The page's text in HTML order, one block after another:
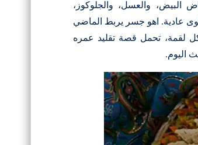
البيض، والعسل، والجلوكوز،
عادية. اهو جسر يربط الماضي
لقمة، تحمل قصة تقليد عمره
اليوم.